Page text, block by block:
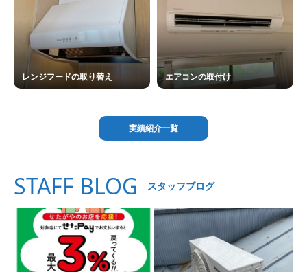
レンジフードの取り替え エアコンの取付け
実績紹介一覧
STAFF BLOG スタッフブログ